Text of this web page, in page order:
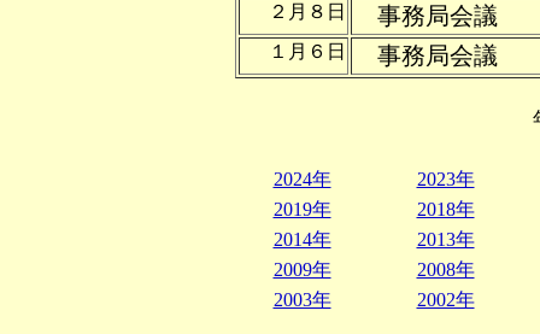
２月８日 事務局会議
１月６日 事務局会議
2024年
2023年
2019年
2018年
2014年
2013年
2009年
2008年
2003年
2002年